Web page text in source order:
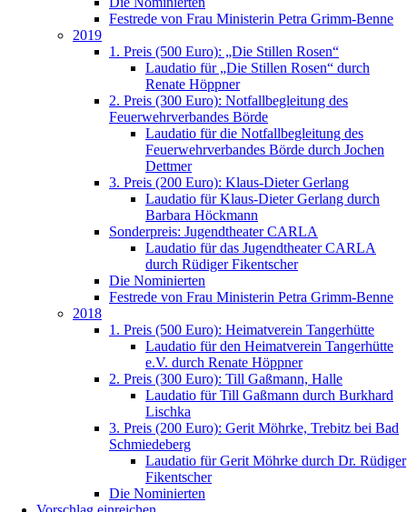
Festrede von Frau Ministerin Petra Grimm-Benne
2019
1. Preis (500 Euro): „Die Stillen Rosen“
Laudatio für „Die Stillen Rosen“ durch
Renate Höppner
2. Preis (300 Euro): Notfallbegleitung des
Feuerwehrverbandes Börde
Laudatio für die Notfallbegleitung des
Feuerwehrverbandes Börde durch Jochen
Dettmer
3. Preis (200 Euro): Klaus-Dieter Gerlang
Laudatio für Klaus-Dieter Gerlang durch
Barbara Höckmann
Sonderpreis: Jugendtheater CARLA
Laudatio für das Jugendtheater CARLA
durch Rüdiger Fikentscher
Die Nominierten
Festrede von Frau Ministerin Petra Grimm-Benne
2018
1. Preis (500 Euro): Heimatverein Tangerhütte
Laudatio für den Heimatverein Tangerhütte
e.V. durch Renate Höppner
2. Preis (300 Euro): Till Gaßmann, Halle
Laudatio für Till Gaßmann durch Burkhard
Lischka
3. Preis (200 Euro): Gerit Möhrke, Trebitz bei Bad
Schmiedeberg
Laudatio für Gerit Möhrke durch Dr. Rüdiger
Fikentscher
Die Nominierten